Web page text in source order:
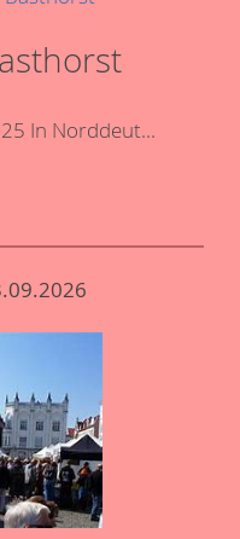
In Norddeut...